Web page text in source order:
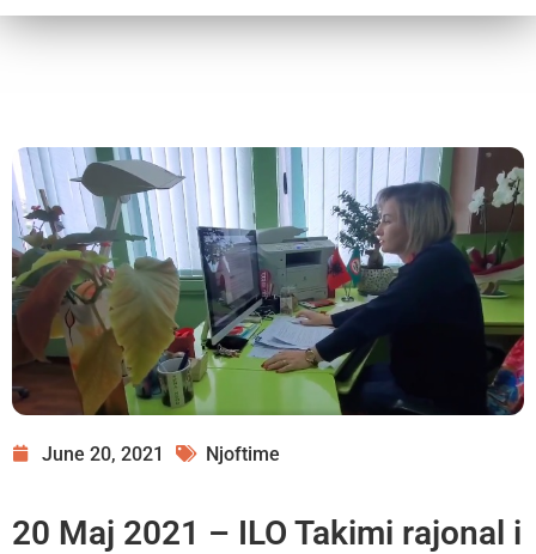
June 20, 2021 Njoftime
20 Maj 2021 – ILO Takimi rajonal i